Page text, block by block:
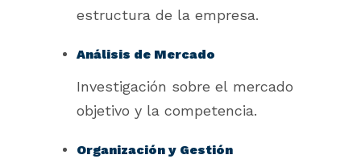
estructura de la empresa.
Análisis de Mercado
Investigación sobre el mercado
objetivo y la competencia.
Organización y Gestión